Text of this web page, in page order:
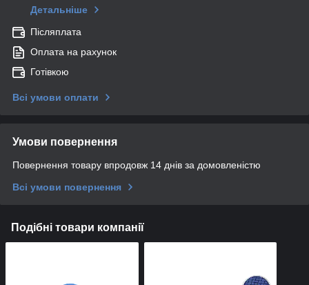
Детальніше
Післяплата
Оплата на рахунок
Готівкою
Всі умови оплати
Умови повернення
Повернення товару впродовж 14 днів за домовленістю
Всі умови повернення
Подібні товари компанії